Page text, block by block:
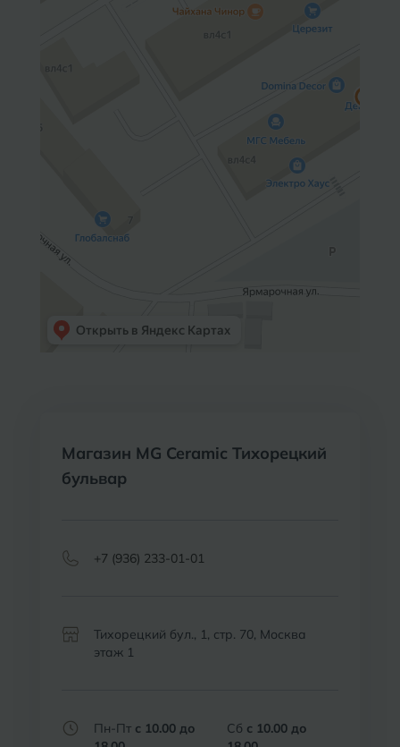
Магазин MG Ceramic Тихорецкий
бульвар
+7 (936) 233-01-01
Тихорецкий бул., 1, стр. 70, Москва
этаж 1
Пн-Пт с 10.00 до
Сб с 10.00 до